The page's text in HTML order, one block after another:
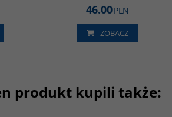
46.00PLN
ZOBACZ
produkt kupili także: